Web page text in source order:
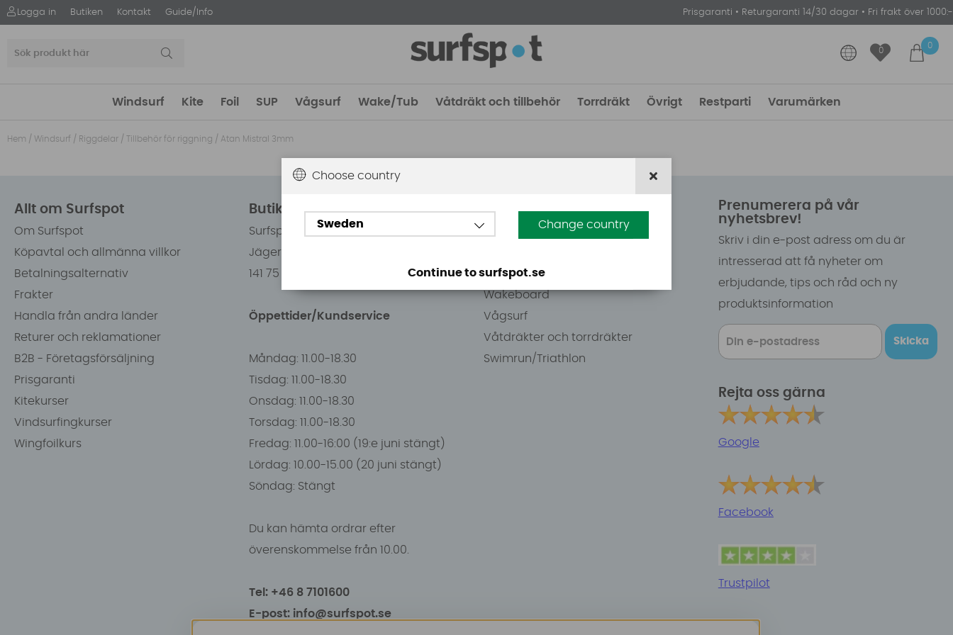
Logga in Butiken Kontakt Guide/Info Prisgaranti • Returgaranti 14/30 dagar • Fri frakt över 1000:-
0
0
Windsurf Kite Foil SUP Vågsurf Wake/Tub Våtdräkt och tillbehör Torrdräkt Övrigt Restparti Varumärken
Hem / Windsurf / Riggdelar / Tillbehör för riggning / Atan Mistral 3mm
Allt om Surfspot
Om Surfspot
Köpavtal och allmänna villkor
Betalningsalternativ
Frakter
Handla från andra länder
Returer och reklamationer
B2B - Företagsförsäljning
Prisgaranti
Kitekurser
Vindsurfingkurser
Wingfoilkurs
Butiken i Stockholm
Surfspot Sweden AB
Jägerhorns väg 8
141 75 Kungens Kurva
Öppettider/Kundservice
Måndag: 11.00-18.30
Tisdag: 11.00-18.30
Onsdag: 11.00-18.30
Torsdag: 11.00-18.30
Fredag: 11.00-16:00 (19:e juni stängt)
Lördag: 10.00-15.00 (20 juni stängt)
Söndag: Stängt
Du kan hämta ordrar efter
överenskommelse från 10.00.
Tel: +46 8 7101600
E-post: info@surfspot.se
Guider
Vindsurfing
SUP
Wakeboard
Vågsurf
Våtdräkter och torrdräkter
Swimrun/Triathlon
Prenumerera på vår
nyhetsbrev!
Skriv i din e-post adress om du är
intresserad att få nyheter om
erbjudande, tips och råd och ny
produktsinformation
Skicka
Rejta oss gärna
Google
Facebook
Trustpilot
Choose country
Sweden Change country
Continue to surfspot.se